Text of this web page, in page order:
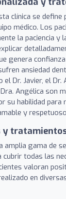
clínica se define
médico. Los
la paciencia y
genera
ansiedad
Dr. Javier, el Dr.
Angélica son
su habilidad para
y
y
amplia gama de
todas las
valoran
en